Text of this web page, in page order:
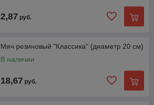
2,87 руб.
Мяч резиновый "Классика" (диаметр 20 см)
В наличии
18,67 руб.